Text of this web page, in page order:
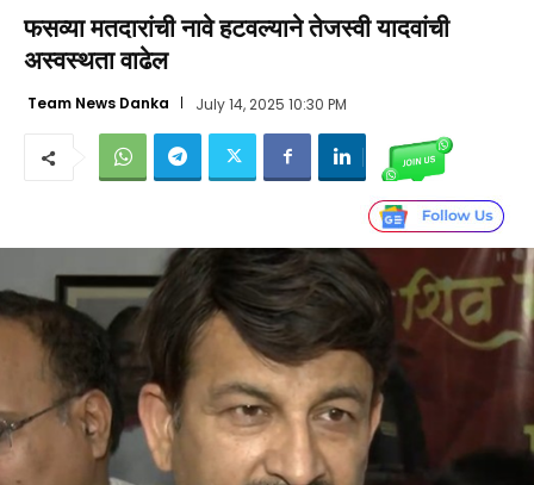
फसव्या मतदारांची नावे हटवल्याने तेजस्वी यादवांची
अस्वस्थता वाढेल
Team News Danka July 14, 2025 10:30 PM